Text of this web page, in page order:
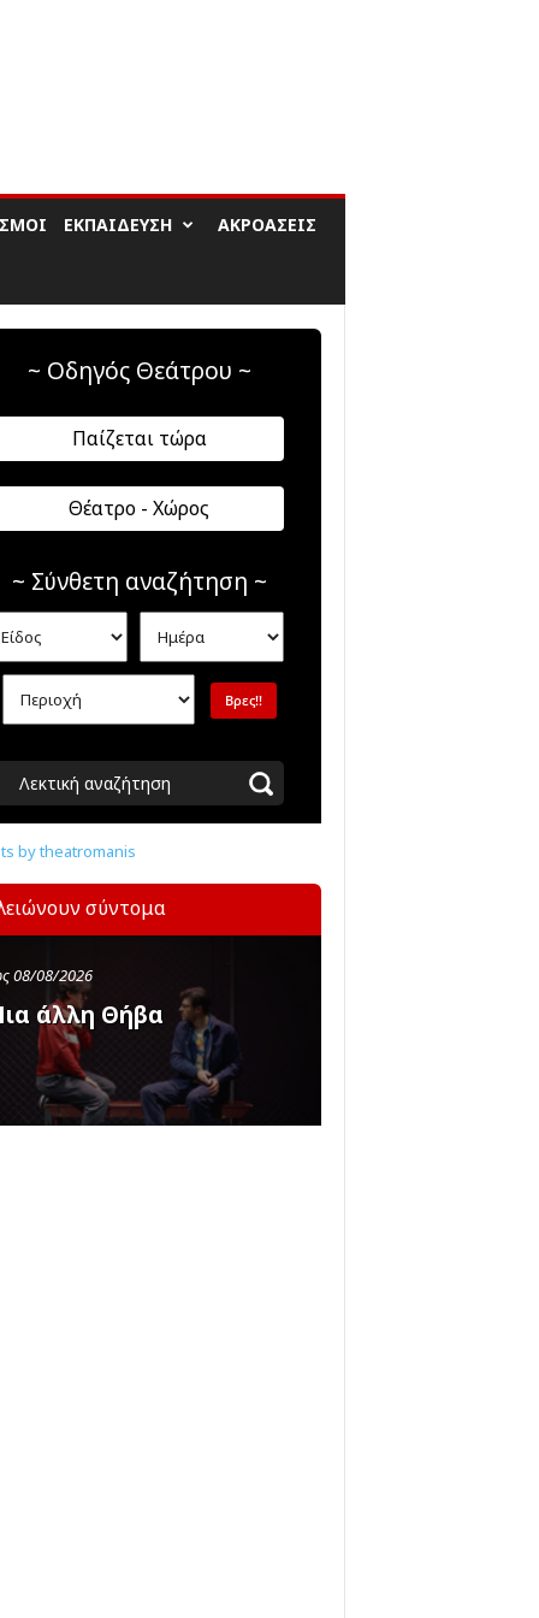
ΕΚΠΑΊΔΕΥΣΗ ΑΚΡΟΆΣΕΙΣ
~ Οδηγός Θεάτρου ~
Παίζεται τώρα
Θέατρο - Χώρος
~ Σύνθετη αναζήτηση ~
Λεκτική αναζήτηση
by theatromanis
σύντομα
08/08/2026
άλλη Θήβα